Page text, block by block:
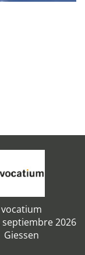
vocatium
septiembre 2026
Giessen